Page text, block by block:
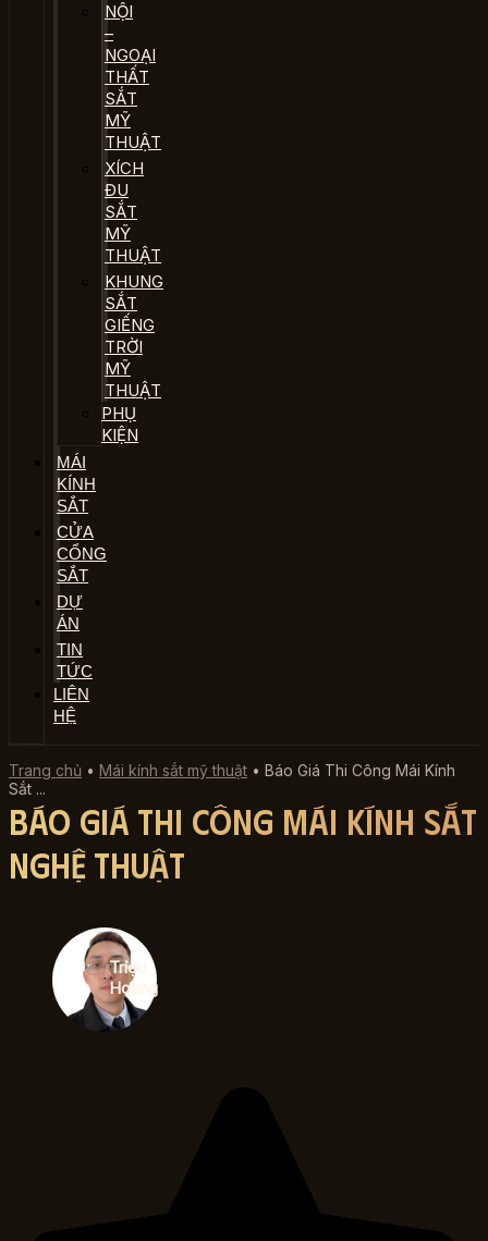
NỘI
–
NGOẠI
THẤT
SẮT
MỸ
THUẬT
XÍCH
ĐU
SẮT
MỸ
THUẬT
KHUNG
SẮT
GIẾNG
TRỜI
MỸ
THUẬT
PHỤ
KIỆN
MÁI
KÍNH
SẮT
CỬA
CỔNG
SẮT
DỰ
ÁN
TIN
TỨC
LIÊN
HỆ
Trang chủ • Mái kính sắt mỹ thuật • Báo Giá Thi Công Mái Kính
Sắt ...
Báo Giá Thi Công Mái Kính Sắt
Nghệ Thuật
Triệu
Hoàng